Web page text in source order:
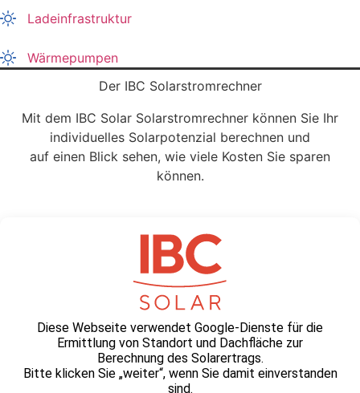
Ladeinfrastruktur
Wärmepumpen
Der IBC Solarstromrechner
Mit dem IBC Solar Solarstromrechner können Sie Ihr
individuelles Solarpotenzial berechnen und
auf einen Blick sehen, wie viele Kosten Sie sparen
können.